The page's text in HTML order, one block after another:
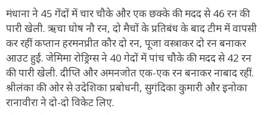
मंधाना ने 45 गेंदों में चार चौके और एक छक्के की मदद से 46 रन की
पारी खेली. ऋचा घोष नौ रन, दो मैचों के प्रतिबंध के बाद टीम में वापसी
कर रहीं कप्तान हरमनप्रीत कौर दो रन, पूजा वस्त्राकर दो रन बनाकर
आउट हुईं. जेमिमा रोड्रिग्स ने 40 गेदों में पांच चौके की मदद से 42 रन
की पारी खेली. दीप्ति और अमनजोत एक-एक रन बनाकर नाबाद रहीं.
श्रीलंका की ओर से उदेशिका प्रबोधनी, सुगंदिका कुमारी और इनोका
रानावीरा ने दो-दो विकेट लिए.